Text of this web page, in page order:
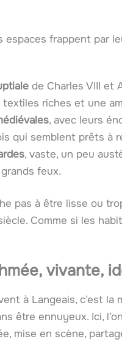
espaces frappent par
de Charles VIII et
textiles riches et une
, avec leurs
qui semblent prêts à
, vaste, un peu
feux.
pas à être lisse ou
Comme si les
vivante,
à Langeais, c’est
être ennuyeux. Ici,
mise en scène,